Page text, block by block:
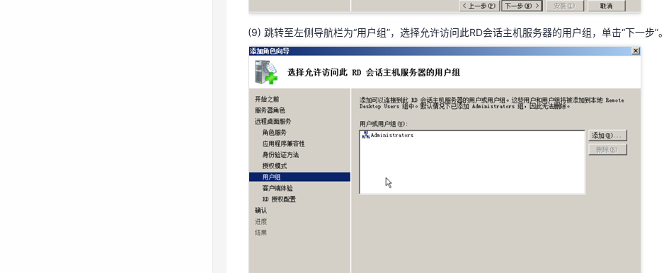
(9) 跳转至左侧导航栏为“用户组”，选择允许访问此RD会话主机服务器的用户组，单击“下一步”。
(9) 跳转至左侧导航栏为“用户组”，选择允许访问此RD会话主机服务器的用户组，单击“下一步”。